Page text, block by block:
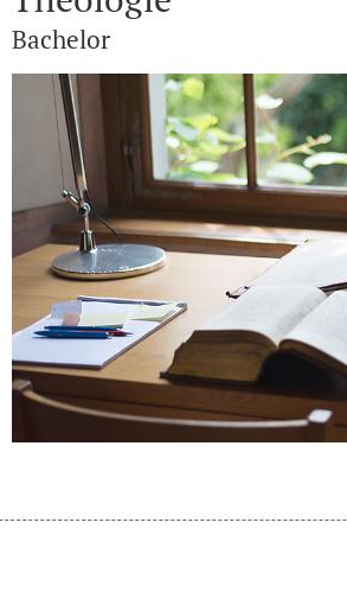
Bachelor